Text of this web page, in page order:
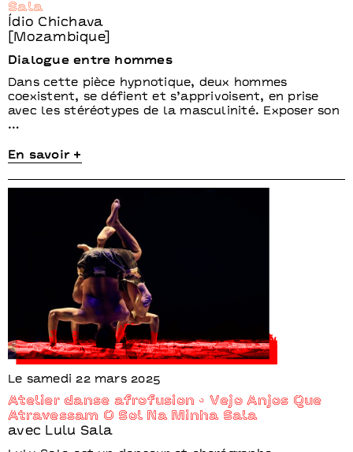
Sala
Ídio Chichava
[Mozambique]
Dialogue entre hommes
Dans cette pièce hypnotique, deux hommes
coexistent, se défient et s’apprivoisent, en prise
avec les stéréotypes de la masculinité. Exposer son
…
En savoir +
Le samedi 22 mars 2025
Atelier danse afrofusion • Vejo Anjos Que
Atravessam O Sol Na Minha Sala
avec Lulu Sala